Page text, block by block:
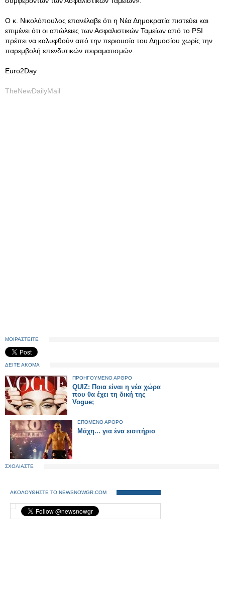
Ο κ. Νικολόπουλος επανέλαβε ότι η Νέα Δημοκρατία πιστεύει και
επιμένει ότι οι απώλειες των Ασφαλιστικών Ταμείων από το PSI
πρέπει να καλυφθούν από την περιουσία του Δημοσίου χωρίς την
παρεμβολή επενδυτικών πειραματισμών.
Εuro2Day
TheNewDailyMail
ΜΟΙΡΑΣΤΕΙΤΕ
ΔΕΙΤΕ ΑΚΟΜΑ
ΠΡΟΗΓΟΥΜΕΝΟ ΑΡΘΡΟ
QUIZ: Ποια είναι η νέα χώρα
που θα έχει τη δική της
Vogue;
ΕΠΟΜΕΝΟ ΑΡΘΡΟ
Μάχη... για ένα εισιτήριο
ΣΧΟΛΙΑΣΤΕ
ΑΚΟΛΟΥΘΗΣΤΕ ΤΟ NEWSNOWGR.COM